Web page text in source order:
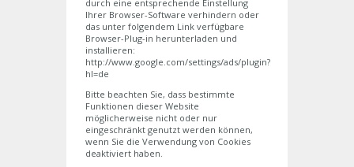
durch eine entsprechende Einstellung
Ihrer Browser-Software verhindern oder
das unter folgendem Link verfügbare
Browser-Plug-in herunterladen und
installieren:
http://www.google.com/settings/ads/plugin?
hl=de
Bitte beachten Sie, dass bestimmte
Funktionen dieser Website
möglicherweise nicht oder nur
eingeschränkt genutzt werden können,
wenn Sie die Verwendung von Cookies
deaktiviert haben.